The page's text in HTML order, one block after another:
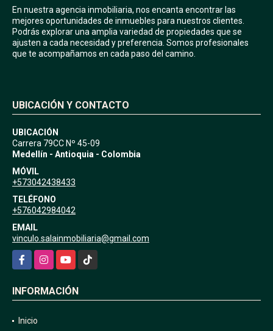
En nuestra agencia inmobiliaria, nos encanta encontrar las
mejores oportunidades de inmuebles para nuestros clientes.
Podrás explorar una amplia variedad de propiedades que se
ajusten a cada necesidad y preferencia. Somos profesionales
que te acompañamos en cada paso del camino.
UBICACIÓN Y CONTACTO
UBICACIÓN
Carrera 79CC Nº 45-09
Medellín - Antioquia - Colombia
MÓVIL
+573042438433
TELÉFONO
+576042984042
EMAIL
vinculo.salainmobiliaria@gmail.com
FacebookInstagramYouTubeTikTok
INFORMACIÓN
Inicio